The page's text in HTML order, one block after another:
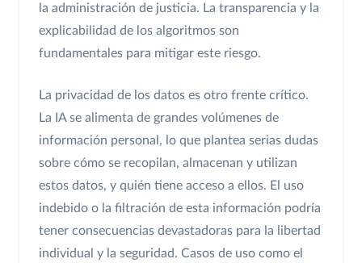
la administración de justicia. La transparencia y la
explicabilidad de los algoritmos son
fundamentales para mitigar este riesgo.
La privacidad de los datos es otro frente crítico.
La IA se alimenta de grandes volúmenes de
información personal, lo que plantea serias dudas
sobre cómo se recopilan, almacenan y utilizan
estos datos, y quién tiene acceso a ellos. El uso
indebido o la filtración de esta información podría
tener consecuencias devastadoras para la libertad
individual y la seguridad. Casos de uso como el